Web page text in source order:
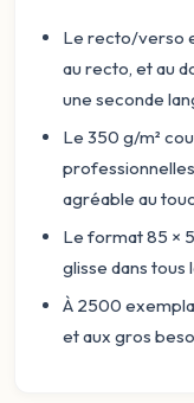
Le recto/verso
au recto, et au
une seconde
Le 350 g/m²
agréable au
Le format 85 ×
glisse dans
À 2500
et aux gros